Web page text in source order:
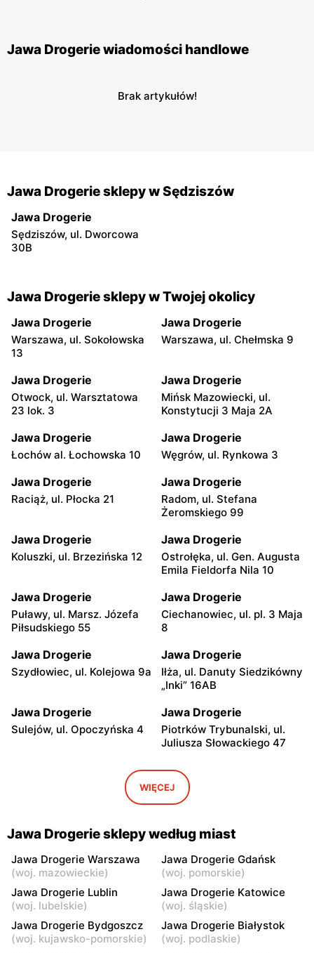
Jawa Drogerie wiadomości handlowe
Brak artykułów!
Jawa Drogerie sklepy w Sędziszów
Jawa Drogerie
Sędziszów, ul. Dworcowa
30B
Jawa Drogerie sklepy w Twojej okolicy
Jawa Drogerie
Warszawa, ul. Sokołowska
13
Jawa Drogerie
Warszawa, ul. Chełmska 9
Jawa Drogerie
Otwock, ul. Warsztatowa
23 lok. 3
Jawa Drogerie
Mińsk Mazowiecki, ul.
Konstytucji 3 Maja 2A
Jawa Drogerie
Łochów al. Łochowska 10
Jawa Drogerie
Węgrów, ul. Rynkowa 3
Jawa Drogerie
Raciąż, ul. Płocka 21
Jawa Drogerie
Radom, ul. Stefana
Żeromskiego 99
Jawa Drogerie
Koluszki, ul. Brzezińska 12
Jawa Drogerie
Ostrołęka, ul. Gen. Augusta
Emila Fieldorfa Nila 10
Jawa Drogerie
Puławy, ul. Marsz. Józefa
Piłsudskiego 55
Jawa Drogerie
Ciechanowiec, ul. pl. 3 Maja
8
Jawa Drogerie
Szydłowiec, ul. Kolejowa 9a
Jawa Drogerie
Iłża, ul. Danuty Siedzikówny
„Inki” 16AB
Jawa Drogerie
Sulejów, ul. Opoczyńska 4
Jawa Drogerie
Piotrków Trybunalski, ul.
Juliusza Słowackiego 47
Jawa Drogerie
Lidzbark, ul. Nowy Rynek
20
Jawa Drogerie
Lipno, ul. Włocławska 56
Jawa Drogerie
Lipno, ul. 3 Maja 8
Jawa Drogerie
Rypin, ul. Warszawska 15
Jawa Drogerie
Kłodawa, ul. Warszawska
31
Jawa Drogerie
Kolno, ul. Wojska Polskiego
Jawa Drogerie
Bełchatów, ul. Gen.
WIĘCEJ
Jawa Drogerie sklepy według miast
Jawa Drogerie Warszawa
(woj. mazowieckie)
Jawa Drogerie Gdańsk
(woj. pomorskie)
Jawa Drogerie Lublin
(woj. lubelskie)
Jawa Drogerie Katowice
(woj. śląskie)
Jawa Drogerie Bydgoszcz
(woj. kujawsko-pomorskie)
Jawa Drogerie Białystok
(woj. podlaskie)